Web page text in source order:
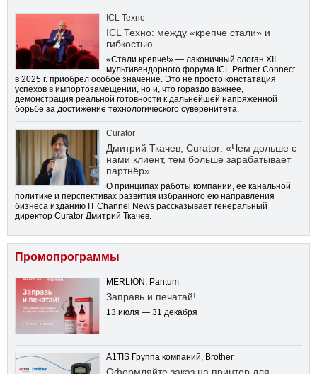
ICL Техно
ICL Техно: между «крепче стали» и
гибкостью
«Стали крепче!» — лаконичный слоган XII
мультивендорного форума ICL Partner Connect
в 2025 г. приобрел особое значение. Это не просто констатация
успехов в импортозамещении, но и, что гораздо важнее,
демонстрация реальной готовности к дальнейшей напряженной
борьбе за достижение технологического суверенитета.
Curator
Дмитрий Ткачев, Curator: «Чем дольше с
нами клиент, тем больше зарабатывает
партнёр»
О принципах работы компании, её канальной
политике и перспективах развития избранного ею направления
бизнеса изданию IT Channel News рассказывает генеральный
директор Curator Дмитрий Ткачев.
Промопрограммы
MERLION, Pantum
Заправь и печатай!
13 июля — 31 декабря
A1TIS Группа компаний, Brother